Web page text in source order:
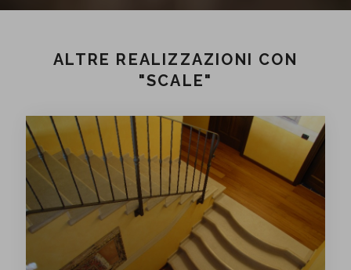
ALTRE REALIZZAZIONI CON
"SCALE"